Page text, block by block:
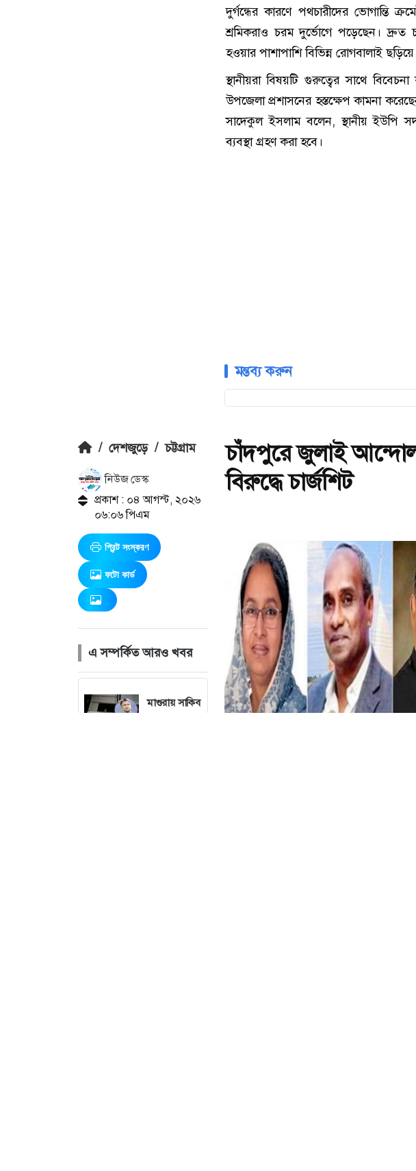
দুর্গন্ধের কারণে পথচারীদের ভোগান্তি
শ্রমিকরাও চরম দুর্ভোগে পড়েছেন।
হওয়ার পাশাপাশি বিভিন্ন রোগবালাই
স্থানীয়রা বিষয়টি গুরুত্বের সাথে
উপজেলা প্রশাসনের হস্তক্ষেপ কামনা
সাদেকুল ইসলাম বলেন, স্থানীয় ইউপি
ব্যবস্থা গ্রহণ করা হবে।
মন্তব্য করুন
/ দেশজুড়ে / চট্টগ্রাম
নিউজ ডেস্ক
প্রকাশ : ০৪ আগস্ট, ২০২৬
০৬:০৬ পিএম
প্রিন্ট সংস্করণ
ফটো কার্ড
এ সম্পর্কিত আরও খবর
মাগুরায় সাকিব
চাঁদপুরে জুলাই
বিরুদ্ধে চার্জশিট